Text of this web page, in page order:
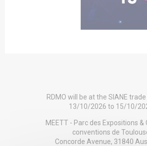
RDMO will be at the SIANE
13/10/2026 to 15/10/
MEETT - Parc des Expositions &
conventions de
Concorde Avenue, 31840